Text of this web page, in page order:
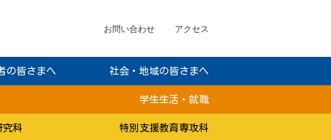
お問い合わせ アクセス
の皆さまへ 社会・地域の皆さまへ
学生生活・就職
究科 特別支援教育専攻科